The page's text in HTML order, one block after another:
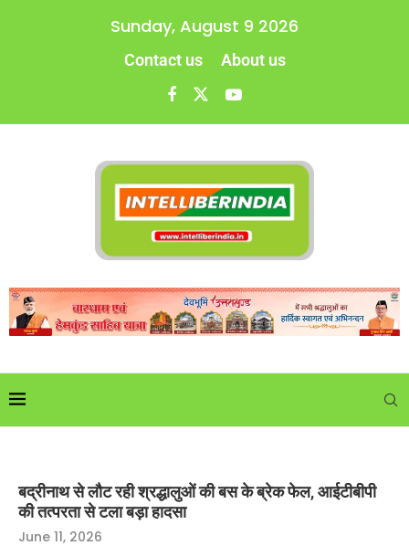
Sunday, August 9 2026
Contact us About us
बद्रीनाथ से लौट रही श्रद्धालुओं की बस के ब्रेक फेल, आईटीबीपी
की तत्परता से टला बड़ा हादसा
June 11, 2026